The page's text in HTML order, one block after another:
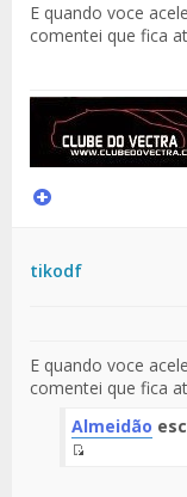
E quando voce
comentei que fica
tikodf
E quando voce
comentei que fica
Almeidão